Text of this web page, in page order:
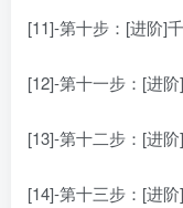
[11]-第十步：[进阶]
[12]-第十一步：[进
[13]-第十二步：[进
[14]-第十三步：[进